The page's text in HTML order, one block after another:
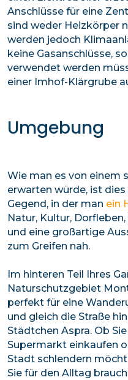
Anschlüsse für eine
sind weder Heizkörper
werden jedoch
keine Gasanschlüsse,
verwendet werden
einer Imhof-Klärgrube
Umgebung
Wie man es von einem
erwarten würde, ist
Gegend, in der man ein
Natur, Kultur,
und eine großartige
zum Greifen nah.
Im hinteren Teil Ihres
Naturschutzgebiet
perfekt für eine
und gleich die Straße
Städtchen Aspra. Ob
Supermarkt einkaufen
Stadt schlendern
Sie für den Alltag